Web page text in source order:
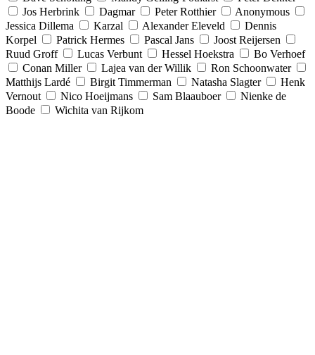
Jos Herbrink
Dagmar Peter Rotthier
Anonymous
Jessica Dillema
Karzal Alexander Eleveld
Dennis
Korpel
Patrick Hermes Pascal Jans
Joost Reijersen
Ruud Groff
Lucas Verbunt Hessel Hoekstra
Bo Verhoef
Conan Miller
Lajea van der Willik
Ron Schoonwater
Matthijs Lardé
Birgit Timmerman Natasha Slagter
Henk
Vernout
Nico Hoeijmans Sam Blaauboer
Nienke de
Boode
Wichita van Rijkom